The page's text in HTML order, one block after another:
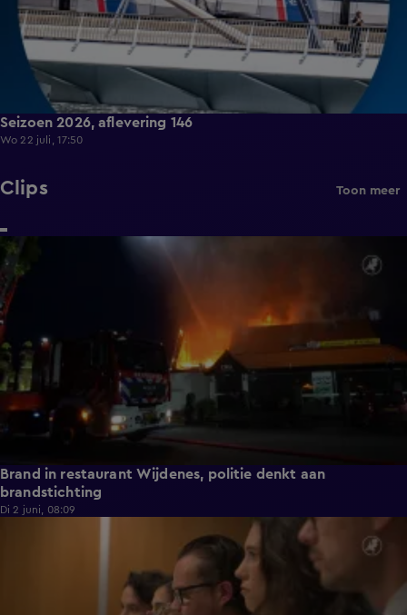
Seizoen 2026, aflevering 146
Wo 22 juli, 17:50
Clips Toon meer
0:33
Brand in restaurant Wijdenes, politie denkt aan
brandstichting
Di 2 juni, 08:09